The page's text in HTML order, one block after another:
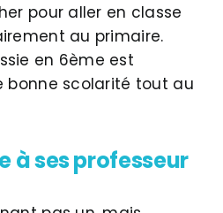
pour aller en classe
au primaire.
en 6ème est
bonne scolarité tout au
à ses professeur